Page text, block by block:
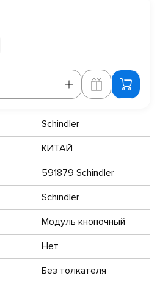
Schindler
КИТАЙ
591879 Schindler
Schindler
Модуль кнопочный
Нет
Без толкателя